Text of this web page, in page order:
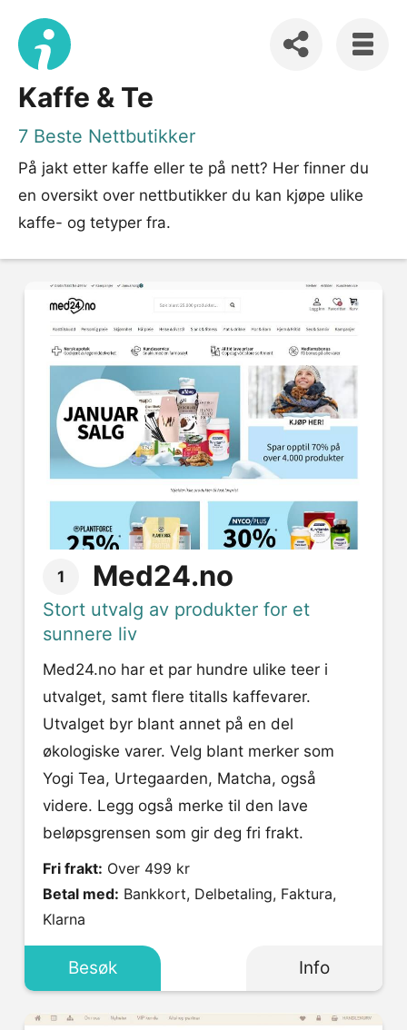
Kaffe & Te
7 Beste Nettbutikker
På jakt etter kaffe eller te på nett? Her finner du
en oversikt over nettbutikker du kan kjøpe ulike
kaffe- og tetyper fra.
1 Med24.no
Stort utvalg av produkter for et
sunnere liv
Med24.no har et par hundre ulike teer i
utvalget, samt flere titalls kaffevarer.
Utvalget byr blant annet på en del
økologiske varer. Velg blant merker som
Yogi Tea, Urtegaarden, Matcha, også
videre. Legg også merke til den lave
beløpsgrensen som gir deg fri frakt.
Fri frakt: Over 499 kr
Betal med:
Klarna
Besøk Info